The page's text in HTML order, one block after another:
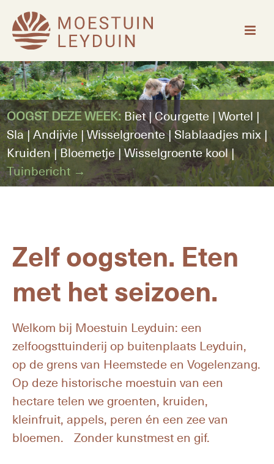
OOGST DEZE WEEK:Biet | Courgette | Wortel |
Sla | Andijvie | Wisselgroente | Slablaadjes mix |
Kruiden | Bloemetje | Wisselgroente kool |
Tuinbericht
Zelf oogsten. Eten
met het seizoen.
Welkom bij Moestuin Leyduin: een
zelfoogsttuinderij op buitenplaats Leyduin,
op de grens van Heemstede en Vogelenzang.
Op deze historische moestuin van een
hectare telen we groenten, kruiden,
kleinfruit, appels, peren én een zee van
bloemen. Zonder kunstmest en gif.